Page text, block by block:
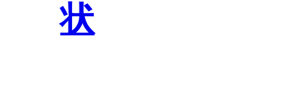
状